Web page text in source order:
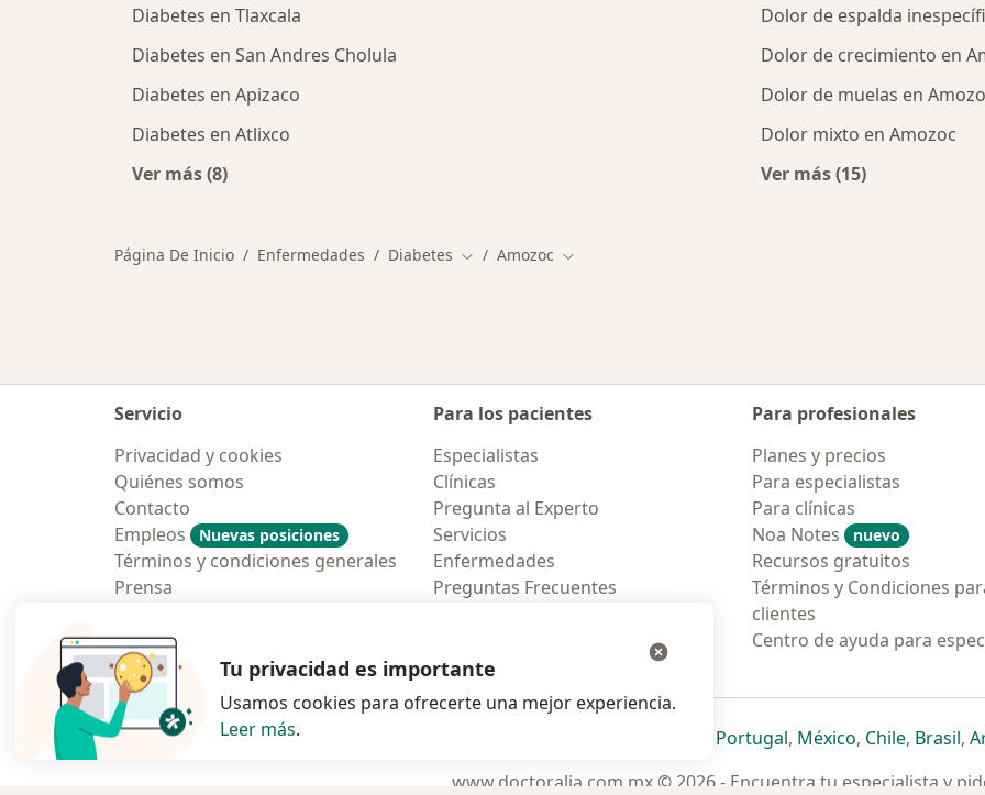
Diabetes en Tlaxcala
Diabetes en San Andres Cholula
Diabetes en Apizaco
Diabetes en Atlixco
Ver más (8)
Dolor de espalda
Dolor de crecimiento en
Dolor de muelas en
Dolor mixto en Amozoc
Ver más (15)
Página De Inicio Enfermedades Diabetes Cambiar de ciudad
Amozoc Cambiar de ciudad
Servicio
Privacidad y cookies
Quiénes somos
Contacto
Empleos
Nuevas posiciones
Términos y condiciones generales
Prensa
Para los pacientes
Especialistas
Clínicas
Pregunta al Experto
Servicios
Enfermedades
Preguntas Frecuentes
Para profesionales
Planes y precios
Para especialistas
Para clínicas
Noa Notes
nuevo
Recursos gratuitos
Términos y Condiciones
clientes
Centro de ayuda para
Polska se abre en una nueva pestaña
se abre en una nueva pestaña
se abre en una nueva pestaña
se abre en una nueva pestaña
Portugalse abre en una nueva
, Méxicose abre en una
, Chilese abre
, Brasilse
,
www.doctoralia.com.mx © 2026 - Encuentra tu especialista y
Tu privacidad es importante
Usamos cookies para ofrecerte una mejor experiencia.
Leer más.